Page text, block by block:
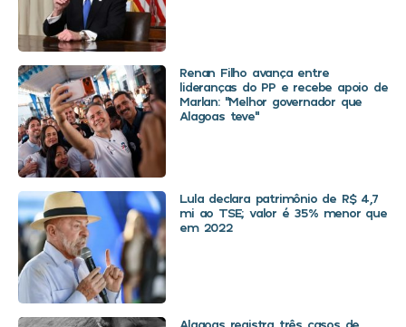
Renan Filho avança entre
lideranças do PP e recebe apoio de
Marlan: “Melhor governador que
Alagoas teve”
Lula declara patrimônio de R$ 4,7
mi ao TSE; valor é 35% menor que
em 2022
Alagoas registra três casos de